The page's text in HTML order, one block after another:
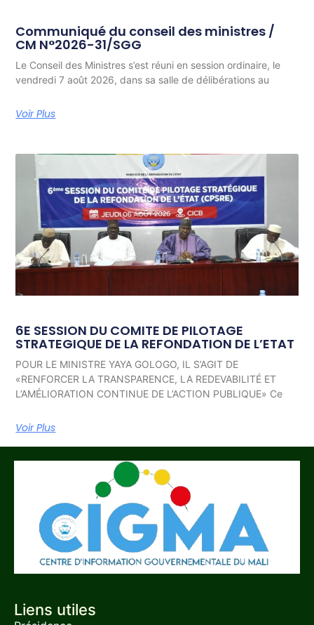
Communiqué du conseil des ministres /
CM N°2026-31/SGG
Le Conseil des Ministres s’est réuni en session ordinaire, le
vendredi 7 août 2026, dans sa salle de délibérations au
Voir Plus
6E SESSION DU COMITE DE PILOTAGE
STRATEGIQUE DE LA REFONDATION DE L’ETAT
POUR LE MINISTRE YAYA GOLOGO, IL S’AGIT DE
«RENFORCER LA TRANSPARENCE, LA REDEVABILITÉ ET
L’AMÉLIORATION CONTINUE DE L’ACTION PUBLIQUE» Ce
Voir Plus
Liens utiles